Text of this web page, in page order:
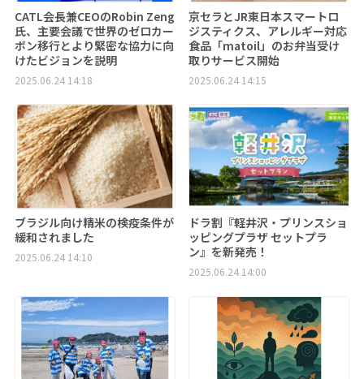
CATL会長兼CEOのRobin Zeng
氏、主要会議で世界のゼロカー
ボン移行とより緊密な協力に向
けたビジョンを説明
2025.06.24 14:18
京セラとJR東日本スマートロ
ジスティクス、アレルギー対応
食品「matoil」のお弁当受け
取りサービス開始
2025.06.24 14:15
ブラジル向け精米の検疫条件が
緩和されました
2025.06.24 14:10
ドラ割『軽井沢・プリンスショ
ッピングプラザ セットプラ
ン』を新発売！
2025.06.24 14:00